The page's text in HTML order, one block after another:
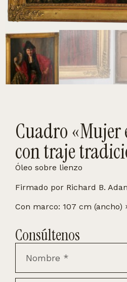
Cuadro «Mujer
con traje
Óleo sobre lienzo
Firmado por Richard B.
Con marco: 107 cm (ancho)
Consúltenos